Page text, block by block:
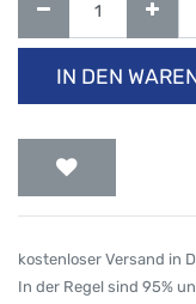
IN DEN
kostenloser Versand in
In der Regel sind 95%